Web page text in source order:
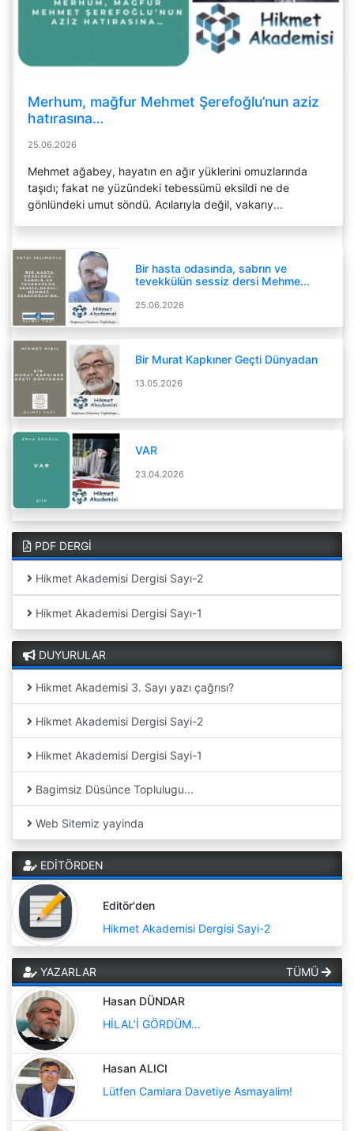
Merhum, mağfur Mehmet Şerefoğlu’nun aziz
hatırasına…
25.06.2026
Mehmet ağabey, hayatın en ağır yüklerini omuzlarında
taşıdı; fakat ne yüzündeki tebessümü eksildi ne de
gönlündeki umut söndü. Acılarıyla değil, vakarıy...
Bir hasta odasında, sabrın ve
tevekkülün sessiz dersi Mehme...
25.06.2026
Bir Murat Kapkıner Geçti Dünyadan
13.05.2026
VAR
23.04.2026
PDF DERGİ
Hikmet Akademisi Dergisi Sayı-2
Hikmet Akademisi Dergisi Sayı-1
DUYURULAR
Hikmet Akademisi 3. Sayı yazı çağrısı?
Hikmet Akademisi Dergisi Sayi-2
Hikmet Akademisi Dergisi Sayi-1
Bagimsiz Düsünce Toplulugu...
Web Sitemiz yayinda
EDİTÖRDEN
Editör'den
Hikmet Akademisi Dergisi Sayi-2
YAZARLAR TÜMÜ
Hasan DÜNDAR
HİLAL’İ GÖRDÜM…
Hasan ALICI
Lütfen Camlara Davetiye Asmayalim!